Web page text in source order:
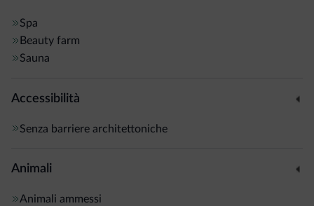
Spa
Beauty farm
Sauna
Accessibilità
Senza barriere architettoniche
Animali
Animali ammessi